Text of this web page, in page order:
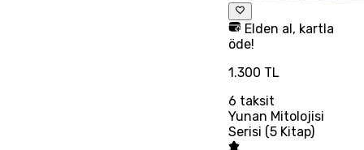
Elden al, kartla
öde!
1.300 TL
6 taksit
Yunan Mitolojisi
Serisi (5 Kitap)